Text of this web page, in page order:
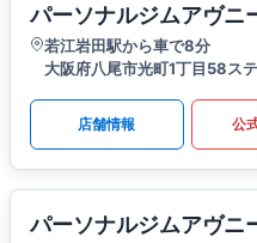
パーソナルジムアヴニ
若江岩田駅から車で8分
大阪府八尾市光町1丁目58ス
店舗情報 公
パーソナルジムアヴニ